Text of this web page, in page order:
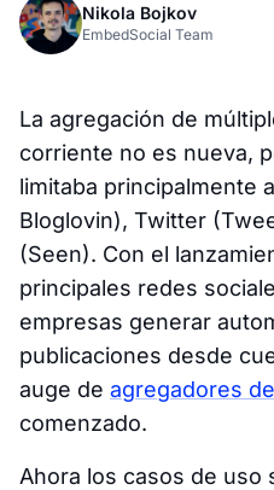
Nikola Bojkov
EmbedSocial Team
La agregación de
corriente no es nueva,
limitaba principalmente
Bloglovin), Twitter
(Seen). Con el
principales redes
empresas generar
publicaciones desde
auge de agregadores
comenzado.
Ahora los casos de uso